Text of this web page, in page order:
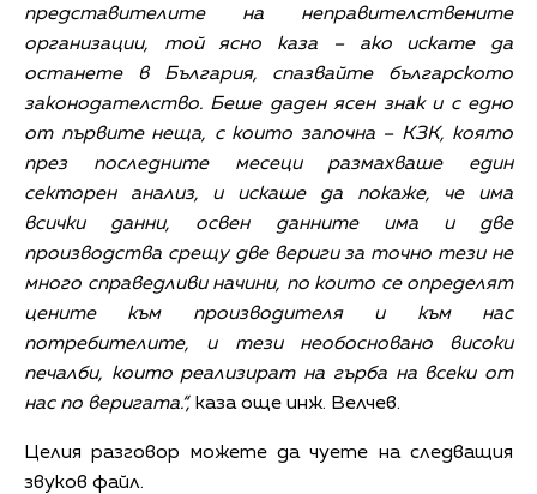
представителите на неправителствените
организации, той ясно каза – ако искате да
останете в България, спазвайте българското
законодателство. Беше даден ясен знак и с едно
от първите неща, с които започна – КЗК, която
през последните месеци размахваше един
секторен анализ, и искаше да покаже, че има
всички данни, освен данните има и две
производства срещу две вериги за точно тези не
много справедливи начини, по които се определят
цените към производителя и към нас
потребителите, и тези необосновано високи
печалби, които реализират на гърба на всеки от
нас по веригата.“, каза още инж. Велчев.
Целия разговор можете да чуете на следващия
звуков файл.